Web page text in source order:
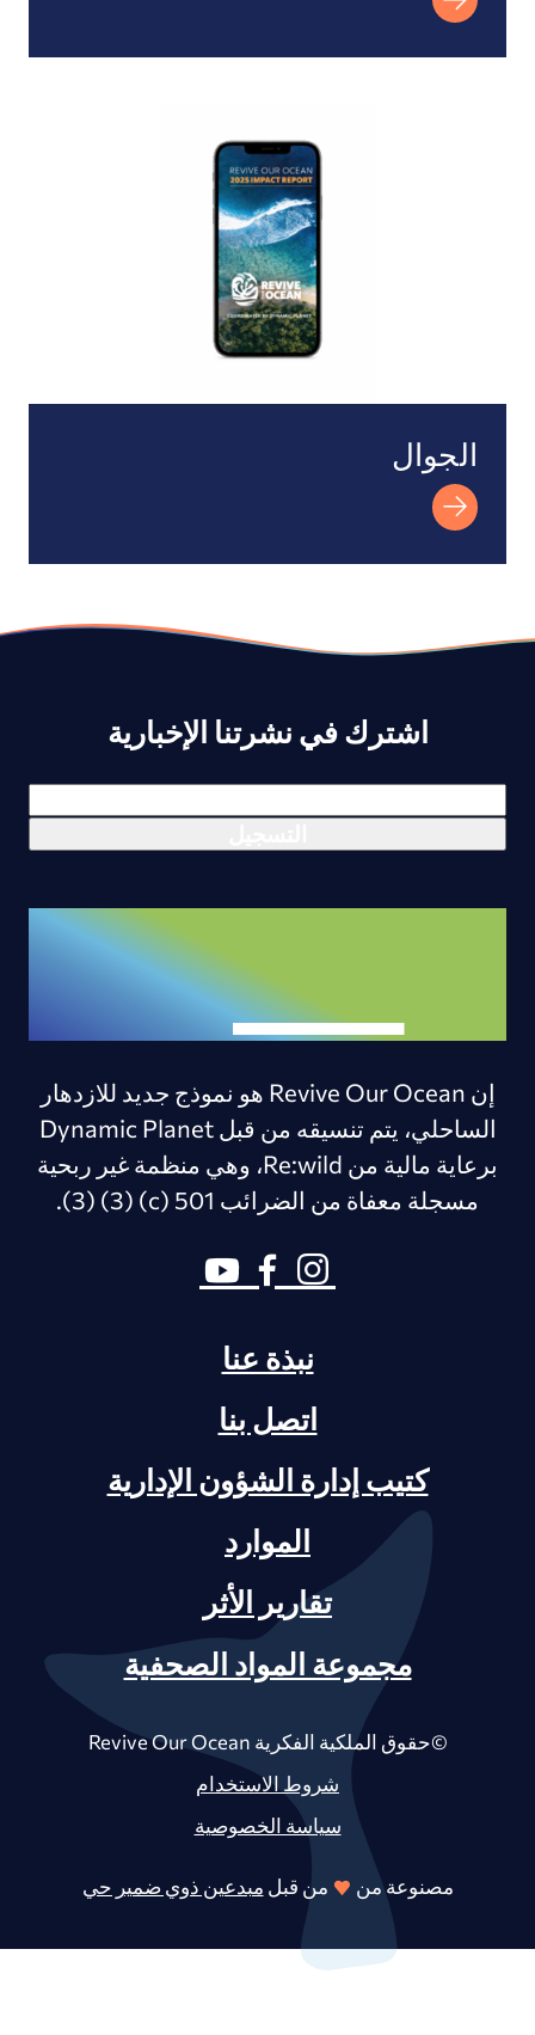
الجوال
اشترك في نشرتنا الإخبارية
إن Revive Our Ocean هو نموذج جديد للازدهار
الساحلي، يتم تنسيقه من قبل Dynamic Planet
برعاية مالية من Re:wild، وهي منظمة غير ربحية
مسجلة معفاة من الضرائب 501 (c) (3) (3).
نبذة عنا
اتصل بنا
كتيب إدارة الشؤون الإدارية
الموارد
تقارير الأثر
مجموعة المواد الصحفية
©حقوق الملكية الفكرية Revive Our Ocean
شروط الاستخدام
سياسة الخصوصية
مصنوعة من من قبلمبدعين ذوي ضمير حي